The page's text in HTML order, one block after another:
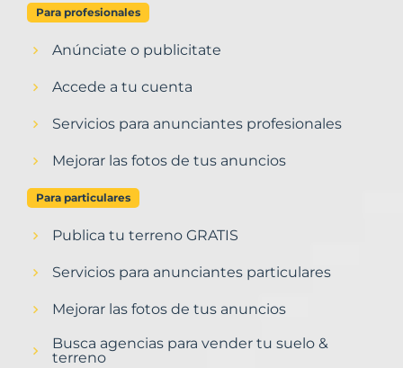
Para profesionales
Anúnciate o publicitate
Accede a tu cuenta
Servicios para anunciantes profesionales
Mejorar las fotos de tus anuncios
Para particulares
Publica tu terreno GRATIS
Servicios para anunciantes particulares
Mejorar las fotos de tus anuncios
Busca agencias para vender tu suelo &
terreno